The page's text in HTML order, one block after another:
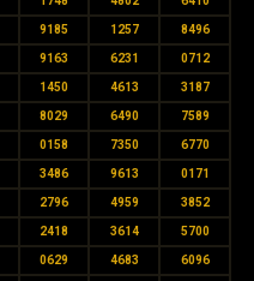
9185 1257 8496
9163 6231 0712
1450 4613 3187
8029 6490 7589
0158 7350 6770
3486 9613 0171
2796 4959 3852
2418 3614 5700
0629 4683 6096